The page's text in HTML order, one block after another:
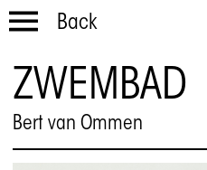
Back
ZWEMBAD
Bert van Ommen